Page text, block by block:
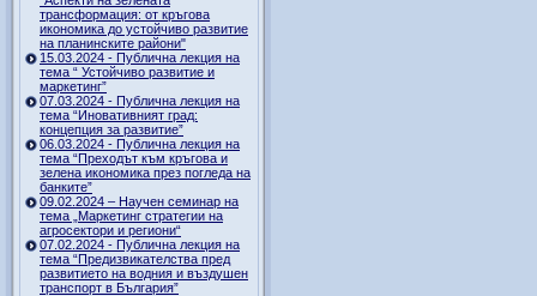
трансформация: от кръгова
икономика до устойчиво развитие
на планинските райони"
15.03.2024 - Публична лекция на
тема “ Устойчиво развитие и
маркетинг”
07.03.2024 - Публична лекция на
тема “Иновативният град:
концепция за развитие”
06.03.2024 - Публична лекция на
тема “Преходът към кръгова и
зелена икономика през погледа на
банките”
09.02.2024 – Научен семинар на
тема „Маркетинг стратегии на
агросектори и региони“
07.02.2024 - Публична лекция на
тема “Предизвикателства пред
развитието на водния и въздушен
транспорт в България”